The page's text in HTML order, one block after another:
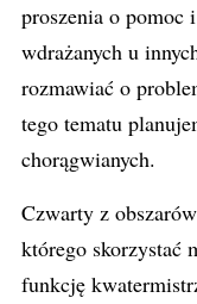
proszenia o pomoc
wdrażanych u
rozmawiać o
tego tematu
chorągwianych.
Czwarty z
którego skorzystać
funkcję